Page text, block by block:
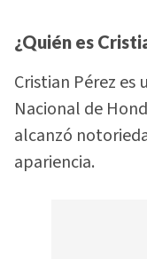
¿Quién es
Cristian Pérez
Nacional de
alcanzó
apariencia.